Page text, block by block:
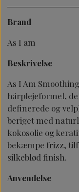
Brand
As I am
Beskrivelse
As I Am
hårplejeformel,
definerede og
beriget med
kokosolie og
bekæmpe frizz,
silkeblød finish.
Anvendelse